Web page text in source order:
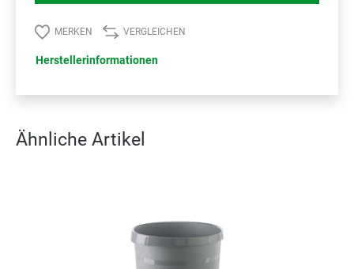
MERKEN VERGLEICHEN
Herstellerinformationen
Ähnliche Artikel